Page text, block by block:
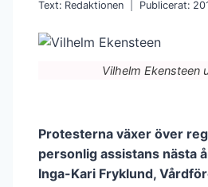
Text: Redaktionen Publicerat:
Vilhelm Ekensteen
Protesterna växer över
personlig assistans nästa
Inga-Kari Fryklund,